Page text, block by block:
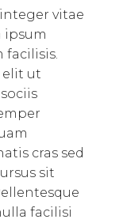
vitae
ipsum
facilisis.
elit ut
cras sed
sit
facilisi